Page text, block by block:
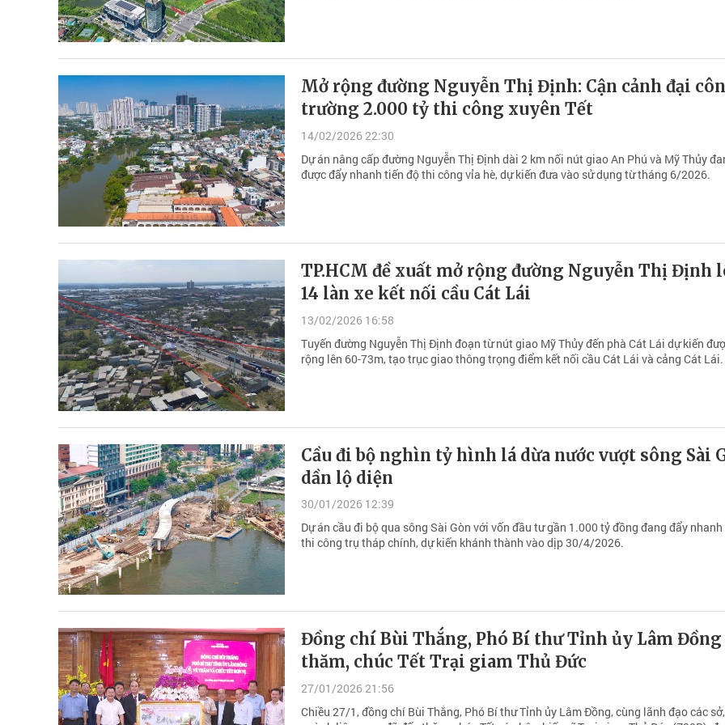
Mở rộng đường Nguyễn Thị Định: Cận cảnh đại
trường 2.000 tỷ thi công xuyên Tết
14/02/2026 22:30
Dự án nâng cấp đường Nguyễn Thị Định dài 2 km nối nút giao An Phú và Mỹ Thủy
được đẩy nhanh tiến độ thi công vỉa hè, dự kiến đưa vào sử dụng từ tháng 6/2026.
TP.HCM đề xuất mở rộng đường Nguyễn Thị Định
14 làn xe kết nối cầu Cát Lái
13/02/2026 16:58
Tuyến đường Nguyễn Thị Định đoạn từ nút giao Mỹ Thủy đến phà Cát Lái dự kiến
rộng lên 60-73m, tạo trục giao thông trọng điểm kết nối cầu Cát Lái và cảng Cát Lái.
Cầu đi bộ nghìn tỷ hình lá dừa nước vượt sông Sài
dần lộ diện
30/01/2026 12:39
Dự án cầu đi bộ qua sông Sài Gòn với vốn đầu tư gần 1.000 tỷ đồng đang đẩy
thi công trụ tháp chính, dự kiến khánh thành vào dịp 30/4/2026.
Đồng chí Bùi Thắng, Phó Bí thư Tỉnh ủy Lâm Đồng
thăm, chúc Tết Trại giam Thủ Đức
27/01/2026 21:56
Chiều 27/1, đồng chí Bùi Thắng, Phó Bí thư Tỉnh ủy Lâm Đồng, cùng lãnh đạo các